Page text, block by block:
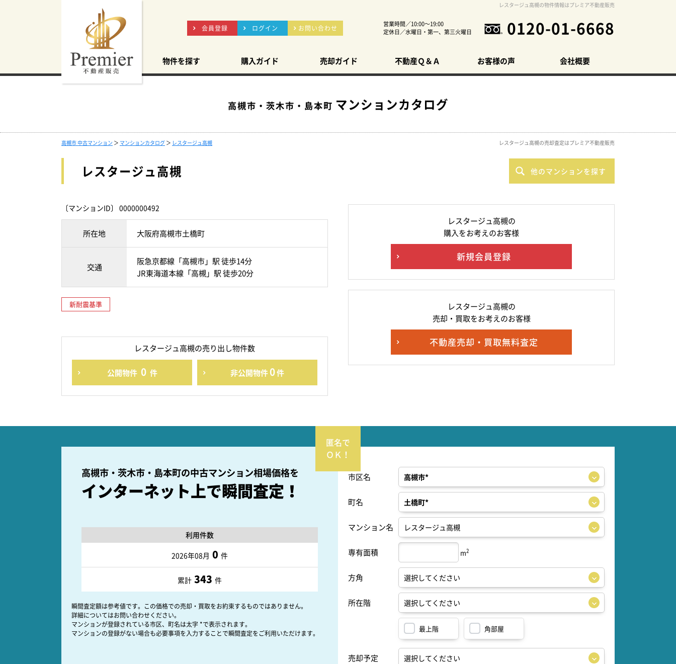
レスタージュ高槻の物件情報はプレミア不動産販売
会員登録 ログイン お問い合わせ
営業時間／10:00～19:00
定休日／水曜日・第一、第三火曜日
0120-01-6668
物件を探す 購入ガイド 売却ガイド 不動産Ｑ＆Ａ お客様の声 会社概要
高槻市・茨木市・島本町 マンションカタログ
高槻市 中古マンション ＞ マンションカタログ ＞ レスタージュ高槻 レスタージュ高槻の売却査定はプレミア不動産販売
レスタージュ高槻 他のマンションを探す
〔マンションID〕 0000000492
所在地 大阪府高槻市土橋町
交通
阪急京都線「高槻市」駅 徒歩14分
JR東海道本線「高槻」駅 徒歩20分
新耐震基準
レスタージュ高槻の売り出し物件数
公開物件 0 件 非公開物件0件
レスタージュ高槻の
購入をお考えのお客様
新規会員登録
レスタージュ高槻の
売却・買取をお考えのお客様
不動産売却・買取無料査定
高槻市・茨木市・島本町の中古マンション相場価格を
インターネット上で瞬間査定！
利用件数
2026年08月 0 件
累計 343 件
市区名
町名
マンション名
専有面積 m2
方角
所在階
最上階 角部屋
売却予定
瞬間査定額は参考値です。この価格での売却・買取をお約束するものではありません。
詳細についてはお問い合わせください。
マンションが登録されている市区、町名は太字 *で表示されます。
マンションの登録がない場合も必要事項を入力することで瞬間査定をご利用いただけます。